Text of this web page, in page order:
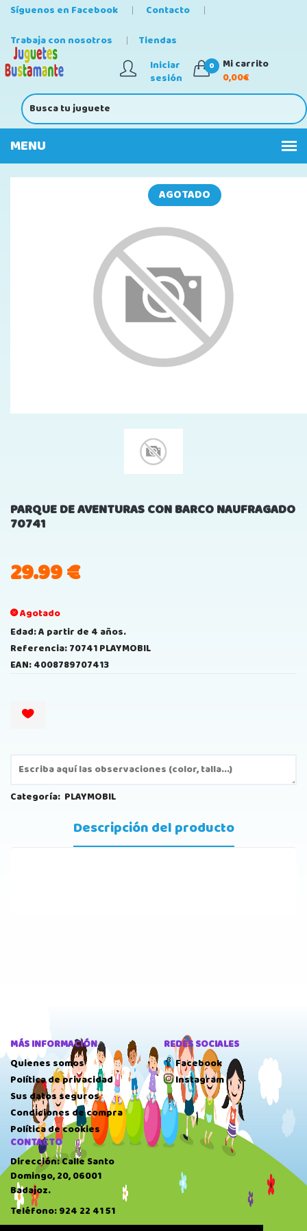
Síguenos en Facebook
Contacto
Trabaja con nosotros
Tiendas
Iniciar
sesión
0
Mi carrito
0,00€
AGOTADO
PARQUE DE AVENTURAS CON BARCO NAUFRAGADO
70741
29.99€
Agotado
Edad: A partir de 4 años.
Referencia: 70741 PLAYMOBIL
EAN: 4008789707413
Categoría: PLAYMOBIL
Descripción del producto
MÁS INFORMACIÓN
Quienes somos
Política de privacidad
Sus datos seguros
Condiciones de compra
Política de cookies
REDES SOCIALES
Facebook
Instagram
CONTACTO
Dirección: Calle Santo
Domingo, 20, 06001
Badajoz.
Teléfono: 924 22 41 51